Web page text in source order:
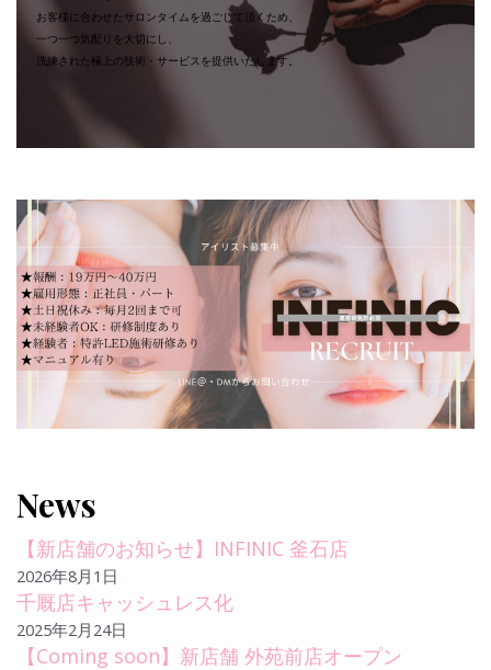
お客様に合わせたサロンタイムを過ごして頂くため、
一つ一つ気配りを大切にし、
洗練された極上の技術・サービスを提供いたします。
News
【新店舗のお知らせ】INFINIC 釜石店
2026年8月1日
千厩店キャッシュレス化
2025年2月24日
【Coming soon】新店舗 外苑前店オープン